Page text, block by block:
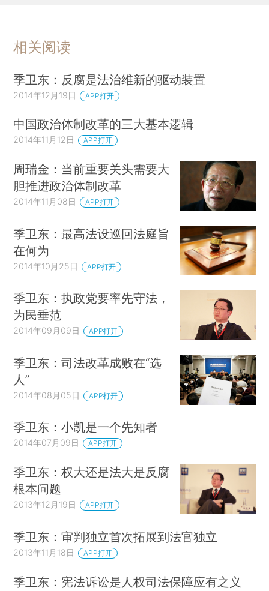
相关阅读
季卫东：反腐是法治维新的驱动装置
2014年12月19日 APP打开
中国政治体制改革的三大基本逻辑
2014年11月12日 APP打开
周瑞金：当前重要关头需要大
胆推进政治体制改革
2014年11月08日 APP打开
季卫东：最高法设巡回法庭旨
在何为
2014年10月25日 APP打开
季卫东：执政党要率先守法，
为民垂范
2014年09月09日 APP打开
季卫东：司法改革成败在“选
人”
2014年08月05日 APP打开
季卫东：小凯是一个先知者
2014年07月09日 APP打开
季卫东：权大还是法大是反腐
根本问题
2013年12月19日 APP打开
季卫东：审判独立首次拓展到法官独立
2013年11月18日 APP打开
季卫东：宪法诉讼是人权司法保障应有之义